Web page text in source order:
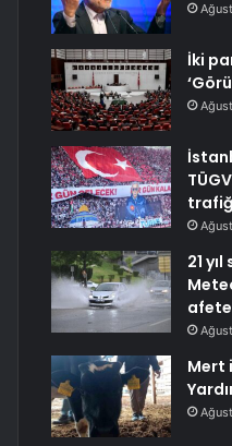
İki
21
Mert